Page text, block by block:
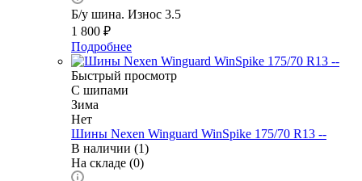
Б/у шина. Износ 3.5
1 800 ₽
Подробнее
Быстрый просмотр
С шипами
Зима
Нет
Шины Nexen Winguard WinSpike 175/70 R13 --
В наличии (1)
На складе (0)